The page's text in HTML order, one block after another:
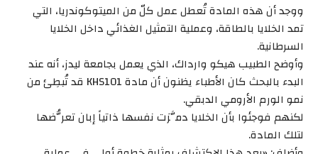
ووجد أن هذه المادة تُعطل عمل كلّ من الميتوكوندريا، التي
تمد الخلايا بالطاقة، وعملية التمثيل الغذائي داخل الخلايا
السرطانية.
وأوضح الطبيب هيكو وارداك، الذي يعمل بجامعة ليدز، أنه عند
البدء بالبحث كان الأطباء يظنون أن مادة KHS101 قد تُبطِئ من
نمو الورم الأرومي الدبقي.
لكنهم فوجئوا بأن الخلايا دمَّرَت نفسها ذاتياً إبان تعرُّضها
لتلك المادة.